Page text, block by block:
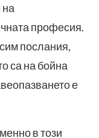
на
професия.
послания,
са на бойна
е
в този